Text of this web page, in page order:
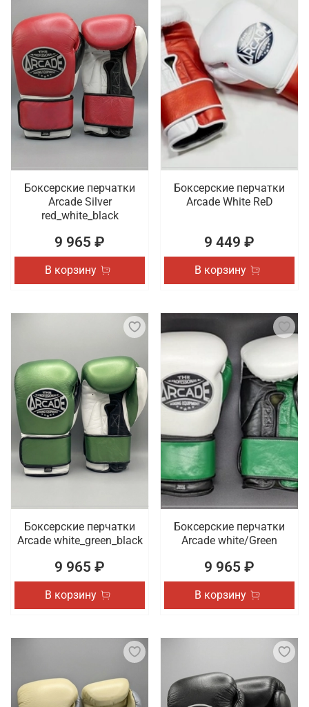
Боксерские перчатки
Arcade Silver
red_white_black
9 965 ₽
В корзину
Боксерские перчатки
Arcade White ReD
9 449 ₽
В корзину
Боксерские перчатки
Arcade white_green_black
9 965 ₽
В корзину
Боксерские перчатки
Arcade white/Green
9 965 ₽
В корзину